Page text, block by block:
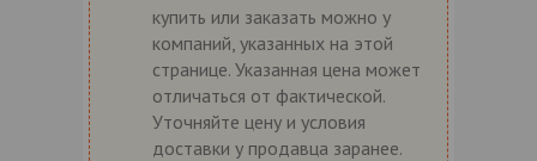
купить или заказать можно у
компаний, указанных на этой
странице. Указанная цена может
отличаться от фактической.
Уточняйте цену и условия
доставки у продавца заранее.